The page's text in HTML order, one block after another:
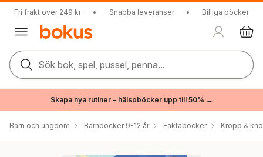
Fri frakt över 249 kr • Snabba leveranser • Billiga böcker
Sök bok, spel, pussel, penna...
Skapa nya rutiner – hälsoböcker upp till 50% →
Barn och ungdom Barnböcker 9-12 år Faktaböcker Kropp &